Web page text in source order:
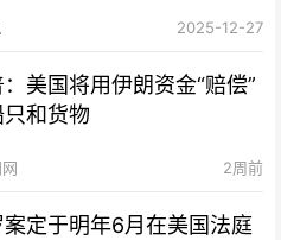
2025-12-27
美国将用伊朗资金“赔偿”
和货物
2周前
案定于明年6月在美国法庭